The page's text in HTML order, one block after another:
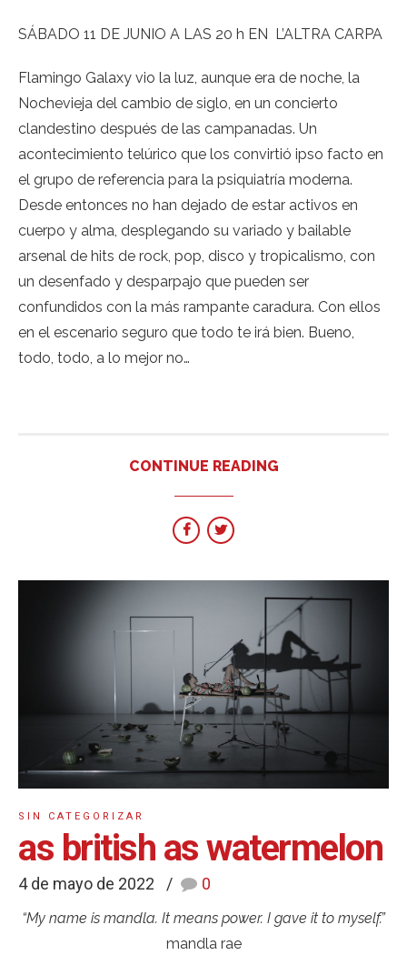
SÁBADO 11 DE JUNIO A LAS 20 h EN L’ALTRA CARPA
Flamingo Galaxy vio la luz, aunque era de noche, la
Nochevieja del cambio de siglo, en un concierto
clandestino después de las campanadas. Un
acontecimiento telúrico que los convirtió ipso facto en
el grupo de referencia para la psiquiatría moderna.
Desde entonces no han dejado de estar activos en
cuerpo y alma, desplegando su variado y bailable
arsenal de hits de rock, pop, disco y tropicalismo, con
un desenfado y desparpajo que pueden ser
confundidos con la más rampante caradura. Con ellos
en el escenario seguro que todo te irá bien. Bueno,
todo, todo, a lo mejor no…
CONTINUE READING
SIN CATEGORIZAR
as british as watermelon
4 de mayo de 2022 0
“My name is mandla. It means power. I gave it to myself.”
mandla rae